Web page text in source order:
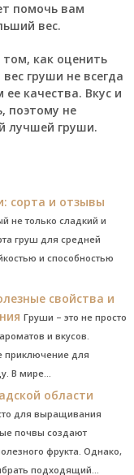
помочь вам
вес.
как оценить
груши не всегда
качества. Вкус и
поэтому не
лучшей груши.
сорта и отзывы
не только сладкий и
груш для средней
и способностью
свойства и
Груши – это не просто
и вкусов.
приключение для
В мире...
области
для выращивания
почвы создают
фрукта. Однако,
подходящий...